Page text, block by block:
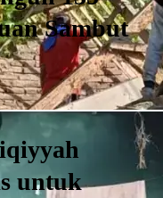
Sambut
untuk